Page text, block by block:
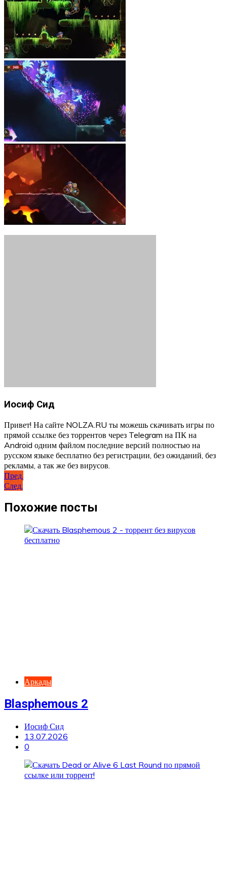
Иосиф Сид
Привет! На сайте NOLZA.RU ты можешь скачивать игры по
прямой ссылке без торрентов через Telegram на ПК на
Android одним файлом последние версий полностью на
русском языке бесплатно без регистрации, без ожиданий, без
рекламы, а так же без вирусов.
Навигация
по
записям
Пред.
След.
Похожие посты
Аркады
Blasphemous 2
Иосиф Сид
13.07.2026
0